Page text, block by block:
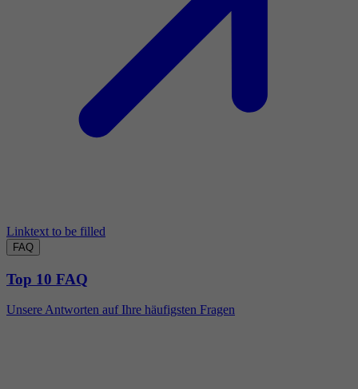
Linktext to be filled
FAQ
Top 10 FAQ
Unsere Antworten auf Ihre häufigsten Fragen